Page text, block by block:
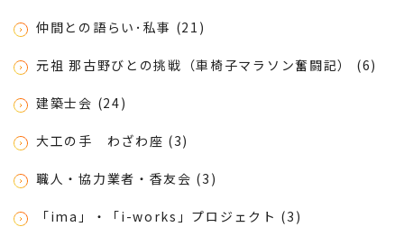
仲間との語らい･私事 (21)
元祖 那古野びとの挑戦（車椅子マラソン奮闘記） (6)
建築士会 (24)
大工の手 わざわ座 (3)
職人・協力業者・香友会 (3)
「ima」・「i-works」プロジェクト (3)